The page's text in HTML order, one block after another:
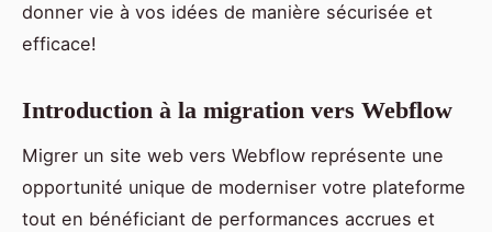
donner vie à vos idées de manière sécurisée et
efficace!
Introduction à la migration vers Webflow
Migrer un site web vers Webflow représente une
opportunité unique de moderniser votre plateforme
tout en bénéficiant de performances accrues et